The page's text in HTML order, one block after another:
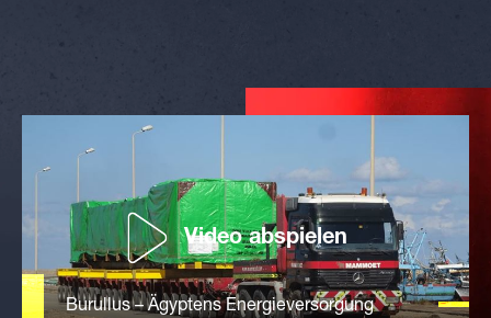
Video abspielen
Burullus – Ägyptens Energieversorgung